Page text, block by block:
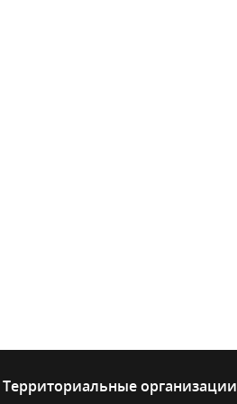
Территориальные организации